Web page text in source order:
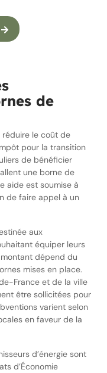
de
réduire le coût de
pour la transition
de bénéficier
une borne de
aide est soumise à
de faire appel à un
aux
équiper leurs
dépend du
mises en place.
France et de la ville
être sollicitées pour
varient selon
en faveur de la
d’énergie sont
d’Économie